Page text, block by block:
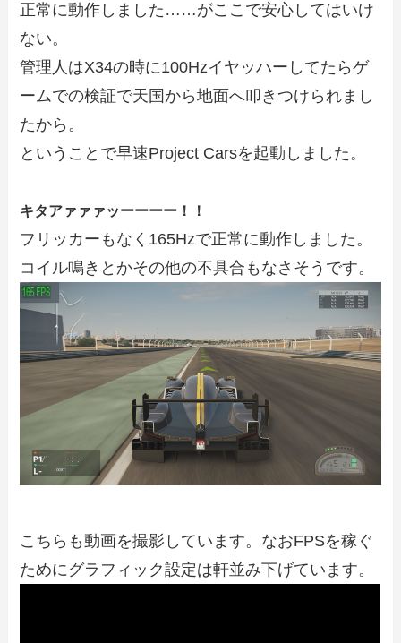
正常に動作しました……がここで安心してはいけ
ない。
管理人はX34の時に100Hzイヤッハーしてたらゲ
ームでの検証で天国から地面へ叩きつけられまし
たから。
ということで早速Project Carsを起動しました。
キタアァァァッーーーー！！
フリッカーもなく165Hzで正常に動作しました。
コイル鳴きとかその他の不具合もなさそうです。
こちらも動画を撮影しています。なおFPSを稼ぐ
ためにグラフィック設定は軒並み下げています。